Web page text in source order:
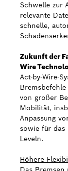
Schwelle zur
relevante
schnelle,
Zukunft der
Wire
Act-by-Wire-
von großer
Mobilität,
Anpassung
sowie für das
Leveln.
Höhere